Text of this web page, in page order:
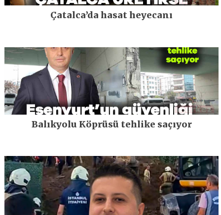
Çatalca’da hasat heyecanı
Balıkyolu Köprüsü tehlike saçıyor